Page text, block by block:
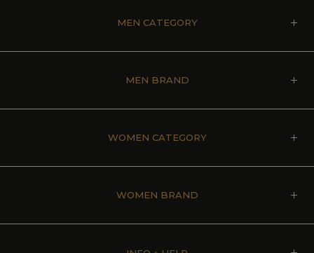
MEN CATEGORY
MEN BRAND
WOMEN CATEGORY
WOMEN BRAND